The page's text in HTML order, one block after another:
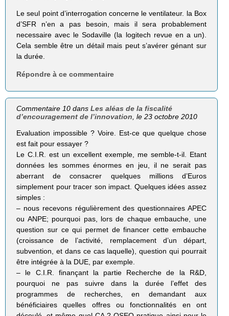
Le seul point d’interrogation concerne le ventilateur. la Box
d’SFR n’en a pas besoin, mais il sera probablement
necessaire avec le Sodaville (la logitech revue en a un).
Cela semble être un détail mais peut s’avérer génant sur
la durée.
Répondre à ce commentaire
Commentaire 10 dansLes aléas de la fiscalité
d’encouragement de l’innovation , le 23 octobre 2010
Evaluation impossible ? Voire. Est-ce que quelque chose
est fait pour essayer ?
Le C.I.R. est un excellent exemple, me semble-t-il. Etant
données les sommes énormes en jeu, il ne serait pas
aberrant de consacrer quelques millions d’Euros
simplement pour tracer son impact. Quelques idées assez
simples :
– nous recevons régulièrement des questionnaires APEC
ou ANPE; pourquoi pas, lors de chaque embauche, une
question sur ce qui permet de financer cette embauche
(croissance de l’activité, remplacement d’un départ,
subvention, et dans ce cas laquelle), question qui pourrait
être intégrée à la DUE, par exemple.
– le C.I.R. finançant la partie Recherche de la R&D,
pourquoi ne pas suivre dans la durée l’effet des
programmes de recherches, en demandant aux
bénéficiaires quelles offres ou fonctionnalités en ont